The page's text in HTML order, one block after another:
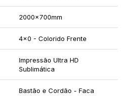
2000x700mm
4x0 - Colorido Frente
Impressão Ultra HD
Sublimática
Bastão e Cordão - Faca